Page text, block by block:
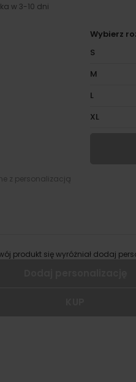
w 3-10 dni
Wybierz
S
M
L
XL
z personalizacją
produkt się wyróżniał dodaj